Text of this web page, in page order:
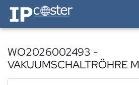
IP-Coster — Home
WO2026002493 -
VAKUUMSCHALTRÖHRE